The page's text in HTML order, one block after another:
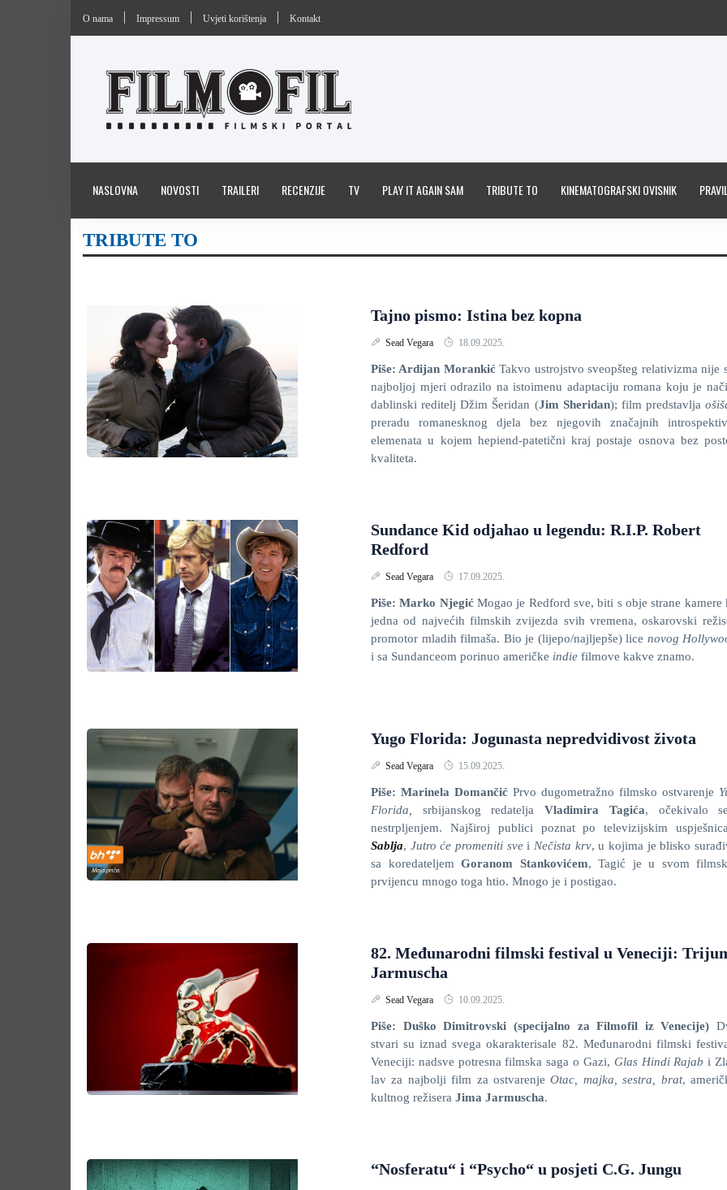
O nama Impressum Uvjeti korištenja Kontakt
NASLOVNA NOVOSTI TRAILERI RECENZIJE TV PLAY IT AGAIN SAM TRIBUTE TO KINEMATOGRAFSKI OVISNIK
TRIBUTE TO
Tajno pismo: Istina bez kopna
Sead Vegara 18.09.2025.
Piše: Ardijan MorankićTakvo ustrojstvo sveopšteg relativizma nije
najboljoj mjeri odrazilo na istoimenu adaptaciju romana koju je
dablinski reditelj Džim Šeridan (Jim Sheridan); film predstavlja
preradu romanesknog djela bez njegovih značajnih
elemenata u kojem hepiend-patetični kraj postaje osnova bez
kvaliteta.
Sundance Kid odjahao u legendu: R.I.P. Robert
Redford
Sead Vegara 17.09.2025.
Piše: Marko Njegić Mogao je Redford sve, biti s obje strane kamere
jedna od najvećih filmskih zvijezda svih vremena, oskarovski
promotor mladih filmaša. Bio je (lijepo/najljepše) lice novog
i sa Sundanceom porinuo američke indie filmove kakve znamo.
Yugo Florida: Jogunasta nepredvidivost života
Sead Vegara 15.09.2025.
Piše: Marinela Domančić Prvo dugometražno filmsko ostvarenje
Florida, srbijanskog redateljaVladimira Tagića, očekivalo
nestrpljenjem. Najširoj publici poznat po televizijskim
Sablja, Jutro će promeniti svei Nečista krv, u kojima je blisko
sa koredateljem Goranom Stankovićem, Tagić je u svom
prvijencu mnogo toga htio. Mnogo je i postigao.
82. Međunarodni filmski festival u Veneciji:
Jarmuscha
Sead Vegara 10.09.2025.
Piše: Duško Dimitrovski (specijalno za Filmofil iz Venecije)
stvari su iznad svega okarakterisale 82. Međunarodni filmski
Veneciji: nadsve potresna filmska saga o Gazi, Glas Hindi Rajab i
lav za najbolji film za ostvarenjeOtac, majka, sestra, brat,
kultnog režisera Jima Jarmuscha.
“Nosferatu“ i “Psycho“ u posjeti C.G. Jungu